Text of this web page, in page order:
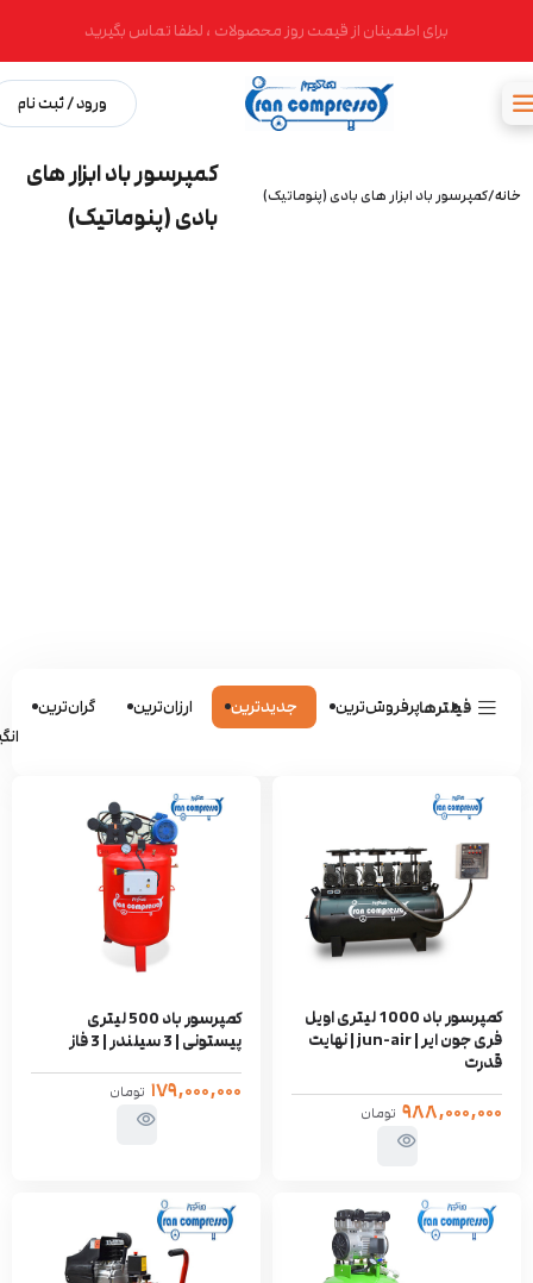
برای اطمینان از قیمت روز محصولات ، لطفا تماس بگیرید
ورود / ثبت نام
خانه کمپرسور باد ابزار های بادی (پنوماتیک)
کمپرسور باد ابزار های
بادی (پنوماتیک)
فیلترهاپرفروش‌ترین جدیدترین ارزان‌ترین گران‌ترین
کمپرسور باد 1000 لیتری اویل
فری جون ایر | jun-air | نهایت
قدرت
۹۸۸,۰۰۰,۰۰۰ تومان
کمپرسور باد 500 لیتری
پیستونی | 3 سیلندر | 3 فاز
۱۷۹,۰۰۰,۰۰۰ تومان